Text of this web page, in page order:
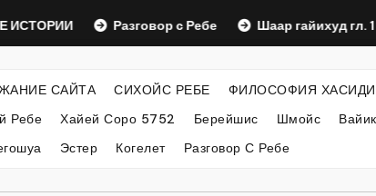
Разговор с Ребе Шаар гайихуд гл. 1 (2)
САЙТА СИХОЙС РЕБЕ
ФИЛОСОФИЯ
Ребе
Хайей Соро 5752 Берейшис Шмойс
Эстер Когелет Разговор С Ребе